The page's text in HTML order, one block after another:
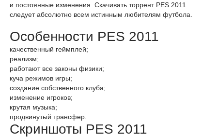
и постоянные изменения. Скачивать торрент PES 2011
следует абсолютно всем истинным любителям футбола.
Особенности PES 2011
качественный геймплей;
реализм;
работают все законы физики;
куча режимов игры;
создание собственного клуба;
изменение игроков;
крутая музыка;
продвинутый трансфер.
Скриншоты PES 2011